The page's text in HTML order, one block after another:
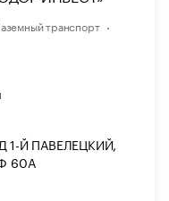
транспорт
1-Й ПАВЕЛЕЦКИЙ,
60А